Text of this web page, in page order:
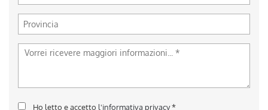
Ho letto e accetto l'informativa privacy*